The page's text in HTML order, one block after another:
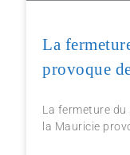
La
provoque
La fermeture
la Mauricie